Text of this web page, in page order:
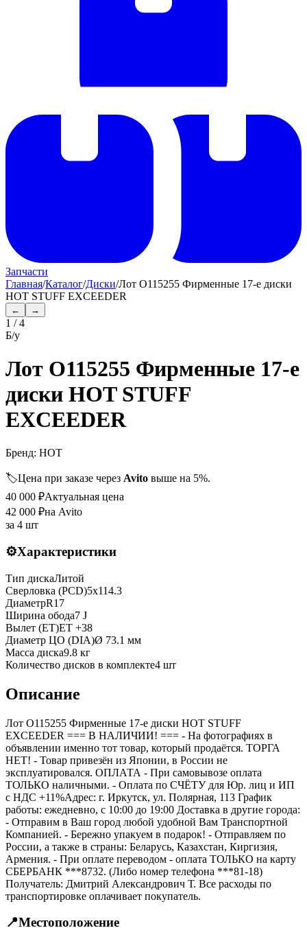
Запчасти
Главная/Каталог/Диски/Лот O115255 Фирменные 17-е диски
HOT STUFF EXCEEDER
← →
1 /4
Б/у
Лот O115255 Фирменные 17-е
диски HOT STUFF
EXCEEDER
Бренд: HOT
🏷️Цена при заказе через Avito выше на 5%.
40 000 ₽Актуальная цена
42 000 ₽на Avito
за 4 шт
⚙️Характеристики
Тип дискаЛитой
Сверловка (PCD)5x114.3
ДиаметрR17
Ширина обода7 J
Вылет (ET)ET +38
Диаметр ЦО (DIA)Ø 73.1 мм
Масса диска9.8 кг
Количество дисков в комплекте4 шт
Описание
Лот O115255 Фирменные 17-е диски HOT STUFF
EXCEEDER === B НАЛИЧИИ! === - На фотографиях в
объявлении именно тот товар, который продаётся. ТОРГА
НЕТ! - Товар привезён из Японии, в России не
эксплуатировался. ОПЛАТА - При самовывозе оплата
ТОЛЬКО наличными. - Оплата по СЧЁТУ для Юр. лиц и ИП
с НДС +11%Адрес: г. Иркутск, ул. Полярная, 113 График
работы: ежедневно, с 10:00 до 19:00 Доставка в другие города:
- Отправим в Ваш город любой удобной Вам Транспортной
Компанией. - Бережно упакуем в подарок! - Отправляем по
России, а также в страны: Беларусь, Казахстан, Киргизия,
Армения. - При оплате переводом - оплата ТОЛЬКО на карту
СБЕРБАНК ***8732. (Либо номер телефона ***81-18)
Получатель: Дмитрий Александрович Т. Все расходы по
транспортировке оплачивает покупатель.
📍Местоположение